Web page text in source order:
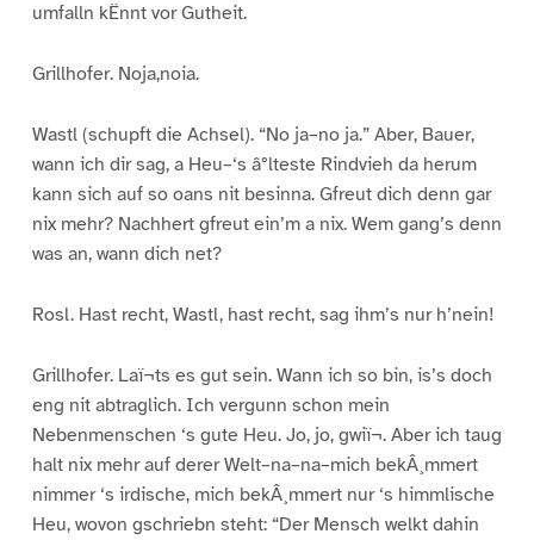
umfalln kËnnt vor Gutheit.
Grillhofer. Noja,noia.
Wastl (schupft die Achsel). “No ja–no ja.” Aber, Bauer,
wann ich dir sag, a Heu–‘s â°lteste Rindvieh da herum
kann sich auf so oans nit besinna. Gfreut dich denn gar
nix mehr? Nachhert gfreut ein’m a nix. Wem gang’s denn
was an, wann dich net?
Rosl. Hast recht, Wastl, hast recht, sag ihm’s nur h’nein!
Grillhofer. Laï¬ts es gut sein. Wann ich so bin, is’s doch
eng nit abtraglich. Ich vergunn schon mein
Nebenmenschen ‘s gute Heu. Jo, jo, gwiï¬. Aber ich taug
halt nix mehr auf derer Welt–na–na–mich bekÂ¸mmert
nimmer ‘s irdische, mich bekÂ¸mmert nur ‘s himmlische
Heu, wovon gschriebn steht: “Der Mensch welkt dahin